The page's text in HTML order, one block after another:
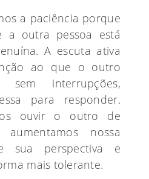
a paciência porque
a outra pessoa está
A escuta ativa
ao que o outro
sem interrupções,
para responder.
ouvir o outro de
nossa
sua perspectiva e
mais tolerante.